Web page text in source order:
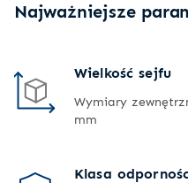
Najważniejsze
Wielkość sejfu
Wymiary
mm
Klasa